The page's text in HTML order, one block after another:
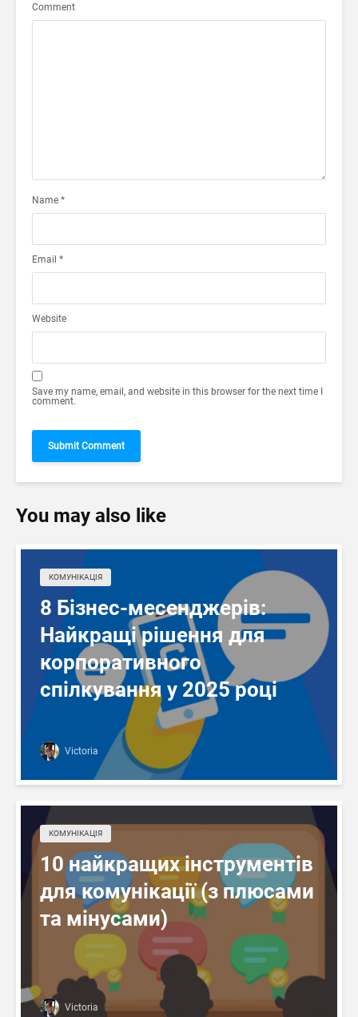
Comment
Name *
Email *
Website
Save my name, email, and website in this browser for the next time I
comment.
You may also like
КОМУНІКАЦІЯ
8 Бізнес-месенджерів:
Найкращі рішення для
корпоративного
спілкування у 2025 році
Victoria
КОМУНІКАЦІЯ
10 найкращих інструментів
для комунікації (з плюсами
та мінусами)
Victoria